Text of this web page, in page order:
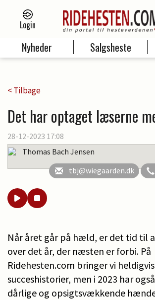
Login
Nyheder Salgsheste
< Tilbage
Det har optaget læserne
28-12-2023 17:08
Thomas Bach Jensen
tbj@wiegaarden.dk
Når året går på hæld, er det tid til
over det år, der næsten er forbi. På
Ridehesten.com bringer vi
succeshistorier, men i 2023 har
dårlige og opsigtsvækkende